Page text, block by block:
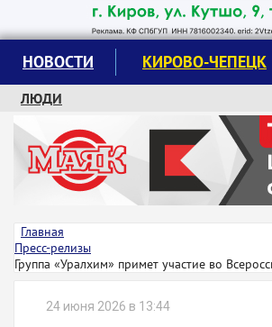
НОВОСТИ КИРОВО-ЧЕПЕЦК
ЛЮДИ
КРУЖКИ И СЕКЦИИ
ЗАВОДУ "МАЯК" 85 ЛЕТ
ЭКОЛОГИЯ
Главная
Пресс-релизы
Группа «Уралхим» примет участие во
24 июня 2026 в 13:44